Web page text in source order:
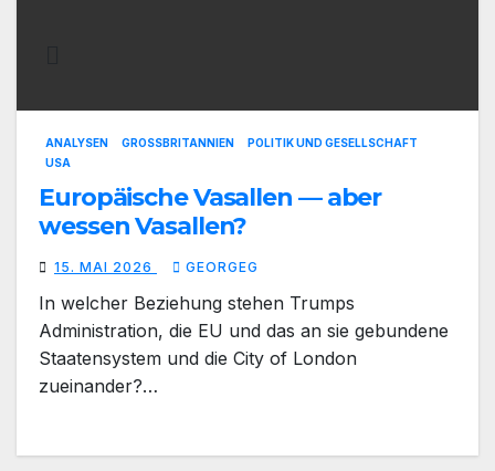
ANALYSEN GROSSBRITANNIEN
POLITIK UND GESELLSCHAFT
USA
Europäische Vasallen — aber
wessen Vasallen?
15. MAI 2026 GEORGEG
In welcher Beziehung stehen Trumps
Administration, die EU und das an sie gebundene
Staatensystem und die City of London
zueinander?…